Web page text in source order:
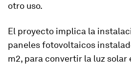
otro uso.
El proyecto implica la
paneles fotovoltaicos
m2, para convertir la luz